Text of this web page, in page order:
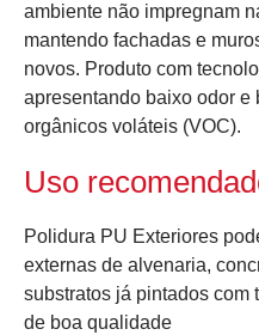
ambiente não impregnam
mantendo fachadas e
novos. Produto com
apresentando baixo odor e
orgânicos voláteis (VOC).
Uso
Polidura PU Exteriores
externas de alvenaria,
substratos já pintados com
de boa qualidade